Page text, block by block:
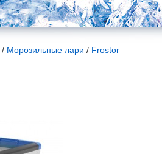
/ Морозильные лари / Frostor